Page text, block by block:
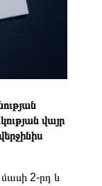
վայր
2-րդ և